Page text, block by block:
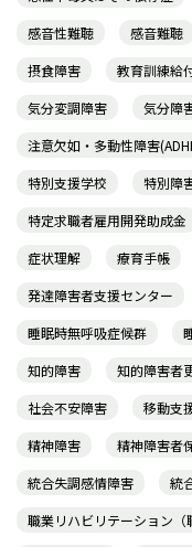
感音性難聴
感音難聴
摂食障害
教育訓練給
気分変調障害
気分障
注意欠如・多動性障害
特別支援学校
特別障
特定求職者雇用開発助成金
症状理解
療育手帳
発達障害者支援センター
睡眠時無呼吸症候群
知的障害
知的障害者
社会不安障害
移動支
精神障害
精神障害者
統合失調感情障害
統
職業リハビリテーション（